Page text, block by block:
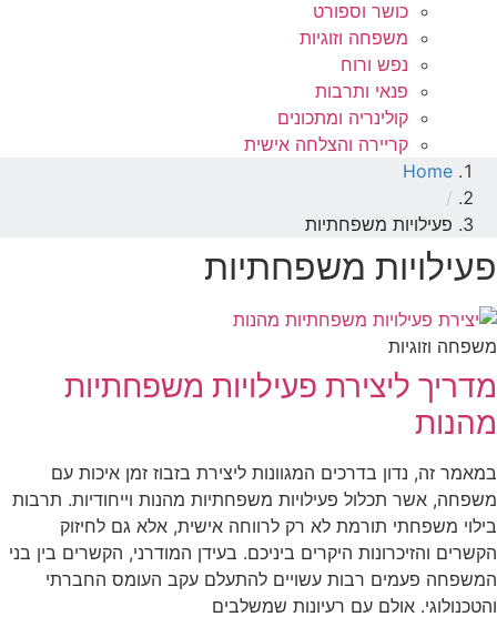
כושר וספורט
משפחה וזוגיות
נפש ורוח
פנאי ותרבות
קולינריה ומתכונים
קריירה והצלחה אישית
Home
/
פעילויות משפחתיות
פעילויות משפחתיות
משפחה וזוגיות
מדריך ליצירת פעילויות משפחתיות
מהנות
במאמר זה, נדון בדרכים המגוונות ליצירת בזבוז זמן איכות עם
משפחה, אשר תכלול פעילויות משפחתיות מהנות וייחודיות. תרבות
בילוי משפחתי תורמת לא רק לרווחה אישית, אלא גם לחיזוק
הקשרים והזיכרונות היקרים ביניכם. בעידן המודרני, הקשרים בין בני
המשפחה פעמים רבות עשויים להתעלם עקב העומס החברתי
והטכנולוגי. אולם עם רעיונות שמשלבים